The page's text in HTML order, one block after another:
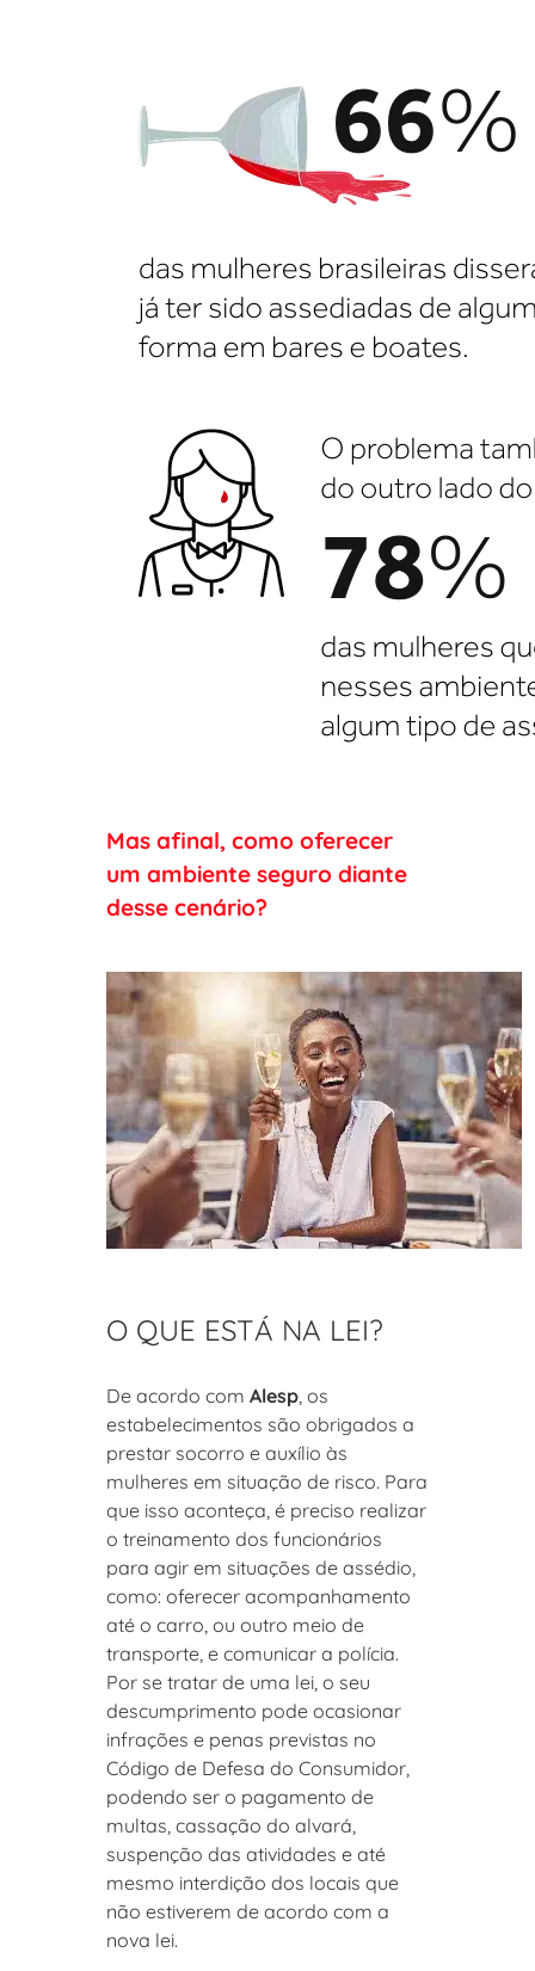
Mas afinal, como oferecer
um ambiente seguro diante
desse cenário?
O QUE ESTÁ NA LEI?
De acordo com Alesp , os
estabelecimentos são obrigados a
prestar socorro e auxílio às
mulheres em situação de risco. Para
que isso aconteça, é preciso realizar
o treinamento dos funcionários
para agir em situações de assédio,
como: oferecer acompanhamento
até o carro, ou outro meio de
transporte, e comunicar a polícia.
Por se tratar de uma lei, o seu
descumprimento pode ocasionar
infrações e penas previstas no
Código de Defesa do Consumidor,
podendo ser o pagamento de
multas, cassação do alvará,
suspenção das atividades e até
mesmo interdição dos locais que
não estiverem de acordo com a
nova lei.